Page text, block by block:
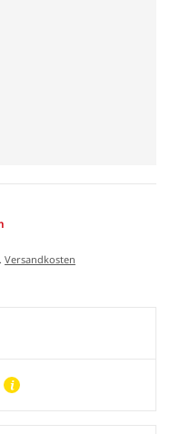
Versandkosten